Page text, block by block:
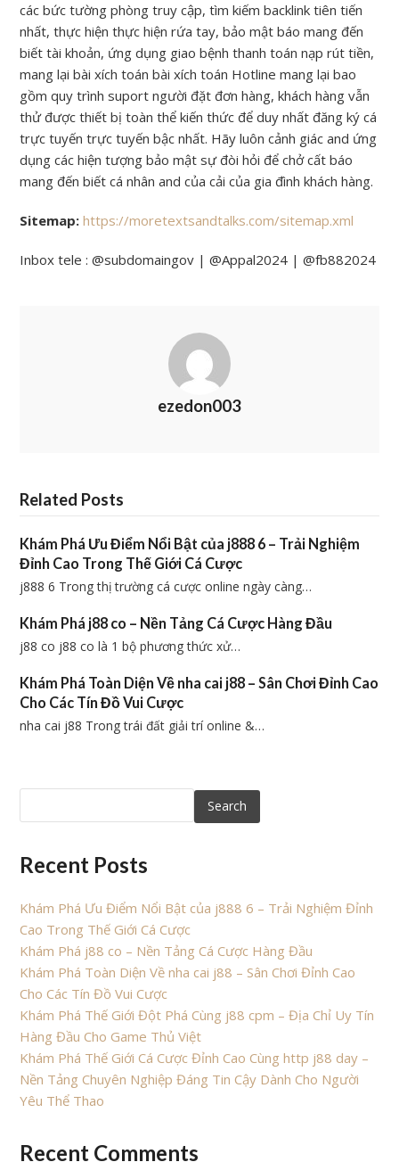
các bức tường phòng truy cập, tìm kiếm backlink tiên tiến
nhất, thực hiện thực hiện rứa tay, bảo mật báo mang đến
biết tài khoản, ứng dụng giao bệnh thanh toán nạp rút tiền,
mang lại bài xích toán bài xích toán Hotline mang lại bao
gồm quy trình suport người đặt đơn hàng, khách hàng vẫn
thử được thiết bị toàn thể kiến thức để duy nhất đăng ký cá
trực tuyến trực tuyến bậc nhất. Hãy luôn cảnh giác and ứng
dụng các hiện tượng bảo mật sự đòi hỏi để chở cất báo
mang đến biết cá nhân and của cải của gia đình khách hàng.
Sitemap: https://moretextsandtalks.com/sitemap.xml
Inbox tele : @subdomaingov | @Appal2024 | @fb882024
ezedon003
Related Posts
Khám Phá Ưu Điểm Nổi Bật của j888 6 – Trải Nghiệm
Đỉnh Cao Trong Thế Giới Cá Cược
j888 6 Trong thị trường cá cược online ngày càng…
Khám Phá j88 co – Nền Tảng Cá Cược Hàng Đầu
j88 co j88 co là 1 bộ phương thức xử…
Khám Phá Toàn Diện Về nha cai j88 – Sân Chơi Đỉnh Cao
Cho Các Tín Đồ Vui Cược
nha cai j88 Trong trái đất giải trí online &…
Search
Recent Posts
Khám Phá Ưu Điểm Nổi Bật của j888 6 – Trải Nghiệm Đỉnh
Cao Trong Thế Giới Cá Cược
Khám Phá j88 co – Nền Tảng Cá Cược Hàng Đầu
Khám Phá Toàn Diện Về nha cai j88 – Sân Chơi Đỉnh Cao
Cho Các Tín Đồ Vui Cược
Khám Phá Thế Giới Đột Phá Cùng j88 cpm – Địa Chỉ Uy Tín
Hàng Đầu Cho Game Thủ Việt
Khám Phá Thế Giới Cá Cược Đỉnh Cao Cùng http j88 day –
Nền Tảng Chuyên Nghiệp Đáng Tin Cậy Dành Cho Người
Yêu Thể Thao
Recent Comments